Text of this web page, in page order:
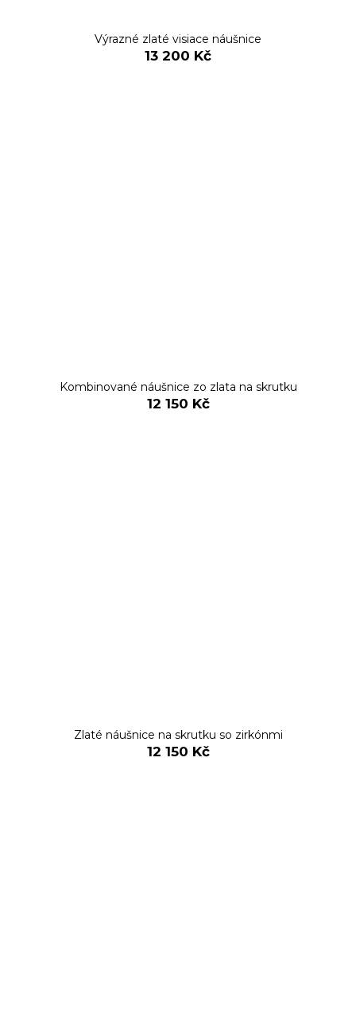
Výrazné zlaté visiace náušnice
13 200 Kč
Kombinované náušnice zo zlata na skrutku
12 150 Kč
Zlaté náušnice na skrutku so zirkónmi
12 150 Kč